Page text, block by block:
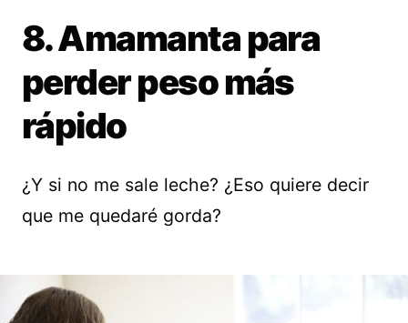
8. Amamanta para
perder peso más
rápido
¿Y si no me sale leche? ¿Eso quiere decir
que me quedaré gorda?